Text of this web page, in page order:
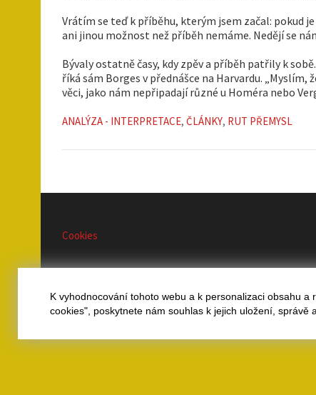
Vrátím se teď k příběhu, kterým jsem začal: pokud
ani jinou možnost než příběh nemáme. Nedějí se
Bývaly ostatně časy, kdy zpěv a příběh patřily k
říká sám Borges v přednášce na Harvardu.
věci, jako nám nepřipadají různé u Homéra nebo
ANALÝZA - INTERPRETACE, ČLÁNKY, RUT PŘEMYSL
Cookies
Copyright © 2026disk| Theme by: Theme Horse |
K vyhodnocování tohoto webu a k personalizaci obsahu
cookies", poskytnete nám souhlas k jejich uložení, správě